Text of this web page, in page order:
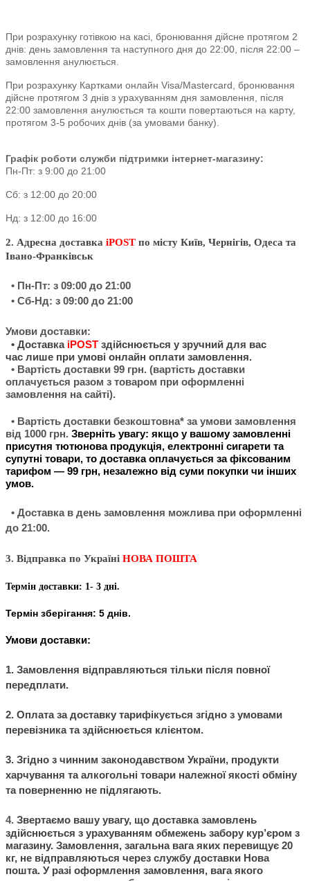
При розрахунку готівкою на касі, бронювання дійсне протягом 2
днів: день замовлення та наступного дня до 22:00, після 22:00 –
замовлення анулюється.
При розрахунку Картками онлайн Visa/Mastercard, бронювання
дійсне протягом 3 днів з урахуванням дня замовлення, після
22:00 замовлення анулюється та кошти повертаються на карту,
протягом 3-5 робочих днів (за умовами банку).
Графік роботи служби підтримки інтернет-магазину:
Пн-Пт: з 9:00 до 21:00
Сб: з 12:00 до 20:00
Нд: з 12:00 до 16:00
2. Адресна доставка iPOST по місту Київ, Чернігів, Одеса та
Івано-Франківськ
• Пн-Пт: з 09:00 до 21:00
• Сб-Нд: з 09:00 до 21:00
Умови доставки:
• Доставка iPOST здійснюється у зручний для вас
час лише при умові онлайн оплати замовлення.
• Вартість доставки 99 грн. (вартість доставки
оплачується разом з товаром при оформленні
замовлення на сайті).
• Вартість доставки безкоштовна* за умови замовлення
від 1000 грн. Зверніть увагу: якщо у вашому замовленні
присутня тютюнова продукція, електронні сигарети та
супутні товари, то доставка оплачується за фіксованим
тарифом — 99 грн, незалежно від суми покупки чи інших
умов.
• Доставка в день замовлення можлива при оформленні
до 21:00.
3. Відправка по Україні НОВА ПОШТА
Термін доставки: 1- 3 дні.
Термін зберігання: 5 днів.
Умови доставки:
1. Замовлення відправляються тільки після повної
передплати.
2. Оплата за доставку тарифікується згідно з умовами
перевізника та здійснюється клієнтом.
3. Згідно з чинним законодавством України, продукти
харчування та алкогольні товари належної якості обміну
та поверненню не підлягають.
4. Звертаємо вашу увагу, що доставка замовлень
здійснюється з урахуванням обмежень забору кур’єром з
магазину. Замовлення, загальна вага яких перевищує 20
кг, не відправляються через службу доставки Нова
пошта. У разі оформлення замовлення, вага якого